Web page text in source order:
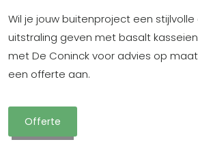
Wil je jouw buitenproject een stijlvolle
uitstraling geven met basalt
met De Coninck voor advies op
een offerte aan.
Offerte